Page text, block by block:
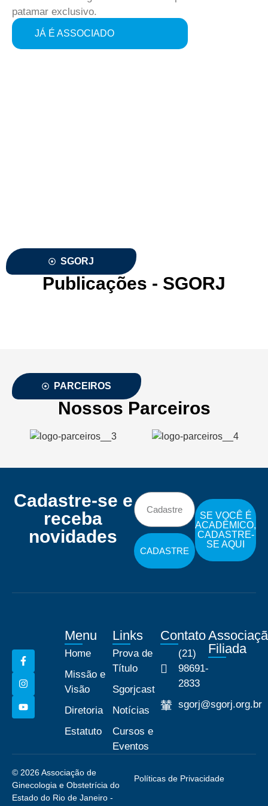
patamar exclusivo.
JÁ É ASSOCIADO
SGORJ
Publicações - SGORJ
PARCEIROS
Nossos Parceiros
Cadastre-se e
receba
novidades
CADASTRE
SE VOCÊ É
ACADÊMICO,
CADASTRE-
SE AQUI
Menu
Home
Missão e
Visão
Diretoria
Estatuto
Links
Prova de
Título
Sgorjcast
Notícias
Cursos e
Eventos
Contato
(21)
98691-
2833
sgorj@sgorj.org.br
Filiada
© 2026 Associação de
Ginecologia e Obstetrícia do
Estado do Rio de Janeiro -
Políticas de Privacidade